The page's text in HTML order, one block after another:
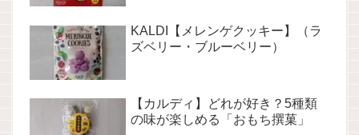
KALDI【メレンゲクッキー】（ラ
ズベリー・ブルーベリー）
【カルディ】どれが好き？5種類
の味が楽しめる「おもち撰菓」